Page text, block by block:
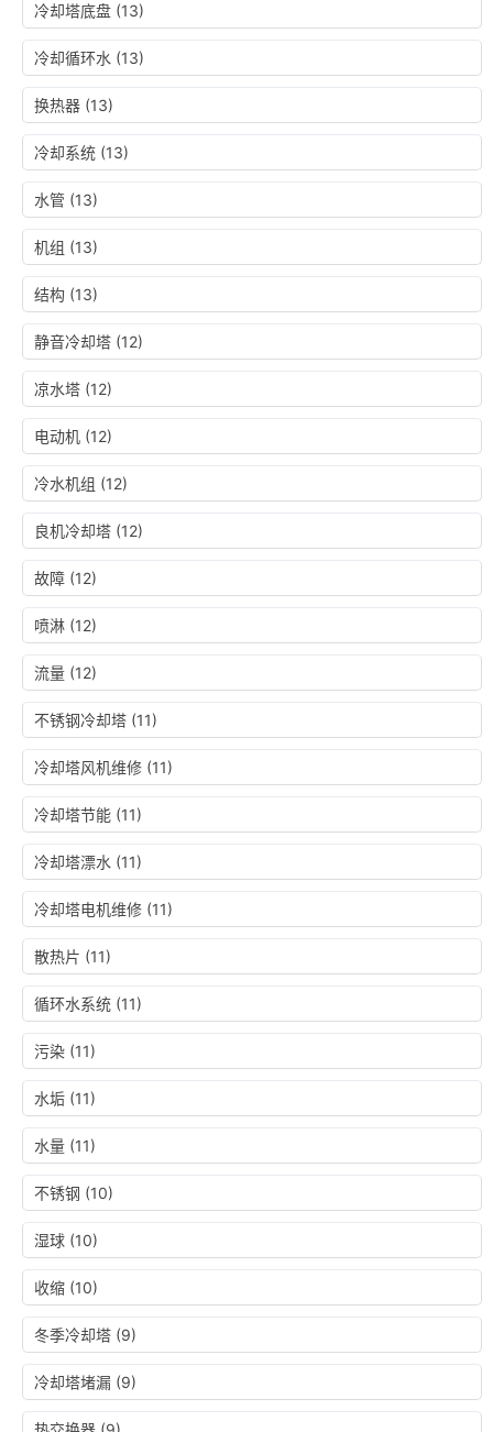
冷却塔底盘 (13)
冷却循环水 (13)
换热器 (13)
冷却系统 (13)
水管 (13)
机组 (13)
结构 (13)
静音冷却塔 (12)
凉水塔 (12)
电动机 (12)
冷水机组 (12)
良机冷却塔 (12)
故障 (12)
喷淋 (12)
流量 (12)
不锈钢冷却塔 (11)
冷却塔风机维修 (11)
冷却塔节能 (11)
冷却塔漂水 (11)
冷却塔电机维修 (11)
散热片 (11)
循环水系统 (11)
污染 (11)
水垢 (11)
水量 (11)
不锈钢 (10)
湿球 (10)
收缩 (10)
冬季冷却塔 (9)
冷却塔堵漏 (9)